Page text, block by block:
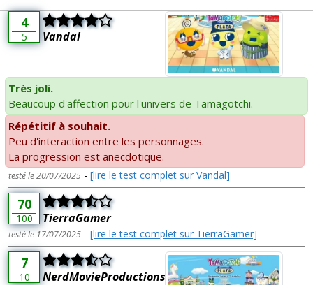
4
5 Vandal
Très joli.
Beaucoup d'affection pour l'univers de Tamagotchi.
Répétitif à souhait.
Peu d'interaction entre les personnages.
La progression est anecdotique.
testé le 20/07/2025 - [lire le test complet sur Vandal]
70
100 TierraGamer
testé le 17/07/2025 - [lire le test complet sur TierraGamer]
7
10 NerdMovieProductions